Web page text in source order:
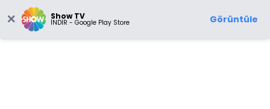
Show TV
İNDİR - Google Play Store Görüntüle